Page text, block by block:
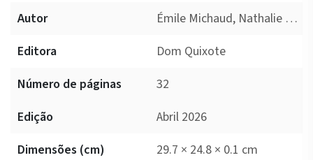
Autor
Émile Michaud, Nathalie Lescalle
Editora
Dom Quixote
Número de páginas
32
Edição
Abril 2026
Dimensões (cm)
29.7 × 24.8 × 0.1 cm